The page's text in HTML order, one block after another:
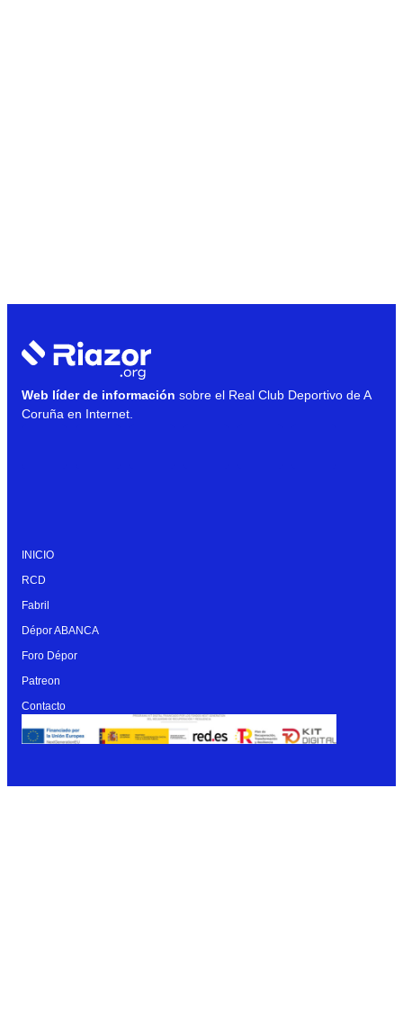
Web líder de información sobre el Real Club Deportivo de A
Coruña en Internet.
INICIO
RCD
Fabril
Dépor ABANCA
Foro Dépor
Patreon
Contacto